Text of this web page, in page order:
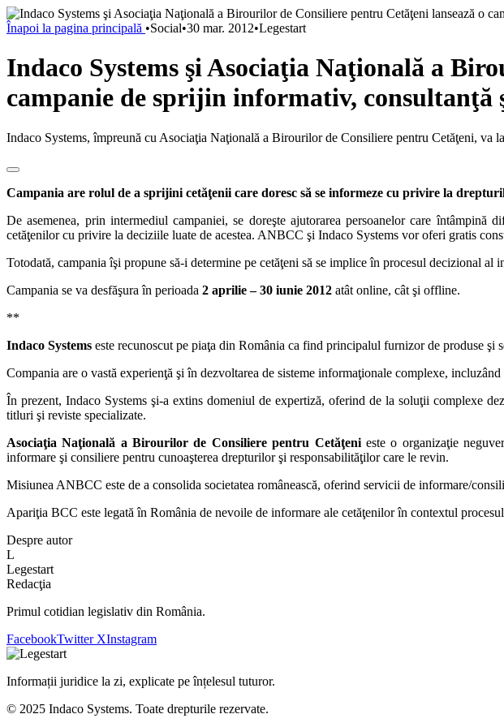
Înapoi la pagina principală •Social•30 mar. 2012•Legestart
Indaco Systems şi Asociaţia Naţională a
campanie de sprijin informativ, consultanţă
Indaco Systems, împreună cu Asociaţia Naţională a Birourilor de Consiliere pentru Cetăţeni, va
Campania are rolul de a sprijini cetăţenii care doresc să se informeze cu privire la
De asemenea, prin intermediul campaniei, se doreşte ajutorarea persoanelor care
cetăţenilor cu privire la deciziile luate de acestea. ANBCC şi Indaco Systems vor oferi gratis
Totodată, campania îşi propune să-i determine pe cetăţeni să se implice în procesul decizional al
Campania se va desfăşura în perioada 2 aprilie – 30 iunie 2012 atât online, cât şi offline.
**
Indaco Systems este recunoscut pe piaţa din România ca find principalul furnizor de produse
Compania are o vastă experienţă şi în dezvoltarea de sisteme informaţionale complexe,
În prezent, Indaco Systems şi-a extins domeniul de expertiză, oferind de la soluţii complexe
titluri şi reviste specializate.
Asociaţia Naţională a Birourilor de Consiliere pentru Cetăţenieste o organizaţie
informare şi consiliere pentru cunoaşterea drepturilor şi responsabilităţilor care le revin.
Misiunea ANBCC este de a consolida societatea românească, oferind servicii de informare/
Apariţia BCC este legată în România de nevoile de informare ale cetăţenilor în contextul
Despre autor
L
Legestart
Redacţia
Primul cotidian legislativ din România.
FacebookTwitter XInstagram
Informații juridice la zi, explicate pe înțelesul tuturor.
© 2025 Indaco Systems. Toate drepturile rezervate.